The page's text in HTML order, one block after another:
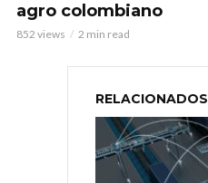
agro colombiano
852 views 2 min read
RELACIONADOS